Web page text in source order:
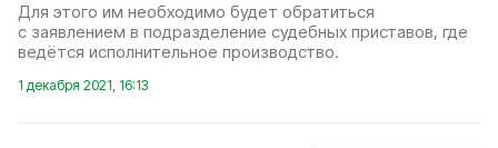
Для этого им необходимо будет обратиться
с заявлением в подразделение судебных приставов, где
ведётся исполнительное производство.
1 декабря 2021, 16:13